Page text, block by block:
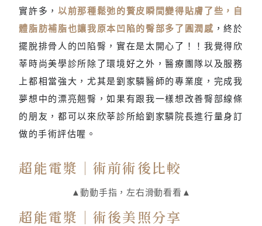
實許多，以前那種鬆弛的贅皮瞬間變得貼膚了些，自
體脂肪補脂也讓我原本凹陷的臀部多了圓潤感 ，終於
擺脫排骨人的凹陷臀，實在是太開心了！！我覺得欣
莘時尚美學診所除了環境好之外，醫療團隊以及服務
上都相當強大，尤其是劉家驎醫師的專業度，完成我
夢想中的漂亮翹臀，如果有跟我一樣想改善臀部線條
的朋友，都可以來欣莘診所給劉家驎院長進行量身訂
做的手術評估喔。
超能電漿｜術前術後比較
▲動動手指，左右滑動看看▲
超能電漿｜術後美照分享